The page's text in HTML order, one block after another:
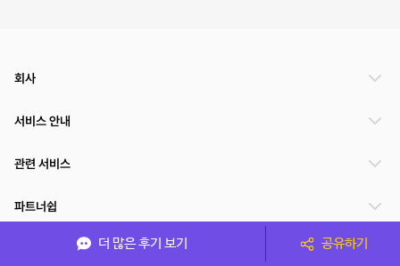
더 많은 후기 보기 공유하기
회사
서비스 안내
관련 서비스
파트너쉽
서비스 제공 국가